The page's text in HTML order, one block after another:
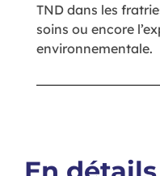
TND dans les
soins ou encore
environnementale.